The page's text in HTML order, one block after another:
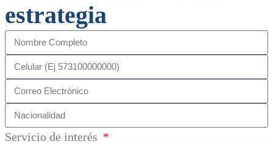
estrategia
Servicio de interés